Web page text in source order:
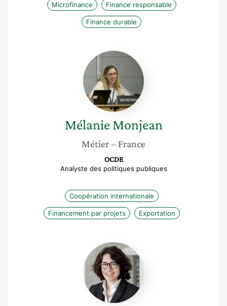
Microfinance Finance responsable
Finance durable
Mélanie
Monjean
Mélanie Monjean
Métier– France
OCDE
Analyste des politiques publiques
Coopération internationale
Financement par projets Exportation
Marie
David